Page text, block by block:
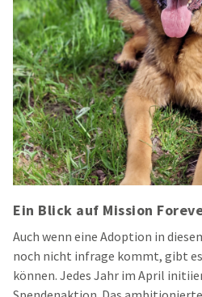
Ein Blick auf Mission
Auch wenn eine Adoption in
noch nicht infrage kommt, gibt
können. Jedes Jahr im April